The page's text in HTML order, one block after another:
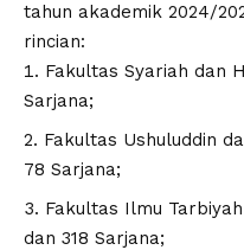
tahun akademik 2024/
rincian:
Fakultas Syariah dan
Sarjana;
Fakultas Ushuluddin
78 Sarjana;
Fakultas Ilmu
dan 318 Sarjana;